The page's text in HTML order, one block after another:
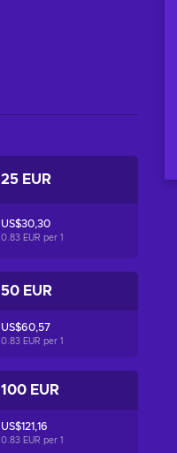
25 EUR
US$30,30
0.83 EUR per1
50 EUR
US$60,57
0.83 EUR per1
100 EUR
US$121,16
0.83 EUR per1